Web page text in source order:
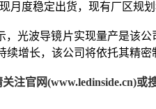
月度稳定出货，现有厂区规
光波导镜片实现量产是该
增长，该公司将依托其精
注官网(www.ledinside.cn)或